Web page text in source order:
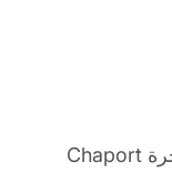
أخبرنا إذا كنت مهتماً بمكون إضافي لهجرة Chaport